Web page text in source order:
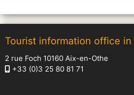
Tourist information office
2 rue Foch 10160 Aix-en-Othe
+33 (0)3 25 80 81 71